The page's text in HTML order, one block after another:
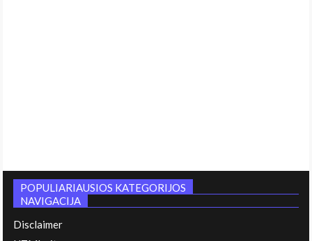
POPULIARIAUSIOS KATEGORIJOS
NAVIGACIJA
Disclaimer